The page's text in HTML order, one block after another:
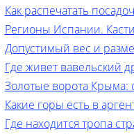
Как распечатать
Регионы Испании.
Допустимый вес и
Где живет вавельский
Золотые ворота Крыма:
Какие горы есть в
Где находится тропа